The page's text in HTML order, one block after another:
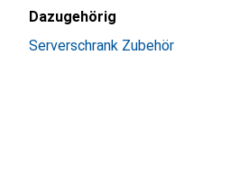
Dazugehörig
Serverschrank Zubehör